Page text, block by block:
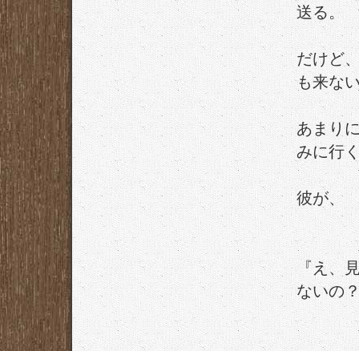
送る。
だけど
も来な
あまり
みに行
彼が、
『え、
ないの